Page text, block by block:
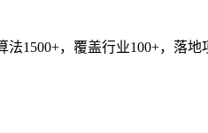
1500+，覆盖行业100+，落